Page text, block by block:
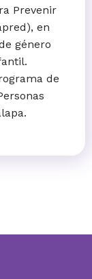
Prevenir
en
género
de